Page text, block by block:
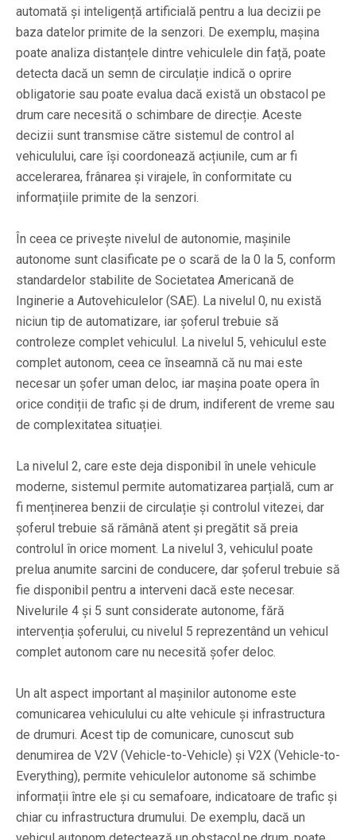
automată și inteligență artificială pentru a lua decizii pe
baza datelor primite de la senzori. De exemplu, mașina
poate analiza distanțele dintre vehiculele din față, poate
detecta dacă un semn de circulație indică o oprire
obligatorie sau poate evalua dacă există un obstacol pe
drum care necesită o schimbare de direcție. Aceste
decizii sunt transmise către sistemul de control al
vehiculului, care își coordonează acțiunile, cum ar fi
accelerarea, frânarea și virajele, în conformitate cu
informațiile primite de la senzori.
În ceea ce privește nivelul de autonomie, mașinile
autonome sunt clasificate pe o scară de la 0 la 5, conform
standardelor stabilite de Societatea Americană de
Inginerie a Autovehiculelor (SAE). La nivelul 0, nu există
niciun tip de automatizare, iar șoferul trebuie să
controleze complet vehiculul. La nivelul 5, vehiculul este
complet autonom, ceea ce înseamnă că nu mai este
necesar un șofer uman deloc, iar mașina poate opera în
orice condiții de trafic și de drum, indiferent de vreme sau
de complexitatea situației.
La nivelul 2, care este deja disponibil în unele vehicule
moderne, sistemul permite automatizarea parțială, cum ar
fi menținerea benzii de circulație și controlul vitezei, dar
șoferul trebuie să rămână atent și pregătit să preia
controlul în orice moment. La nivelul 3, vehiculul poate
prelua anumite sarcini de conducere, dar șoferul trebuie să
fie disponibil pentru a interveni dacă este necesar.
Nivelurile 4 și 5 sunt considerate autonome, fără
intervenția șoferului, cu nivelul 5 reprezentând un vehicul
complet autonom care nu necesită șofer deloc.
Un alt aspect important al mașinilor autonome este
comunicarea vehiculului cu alte vehicule și infrastructura
de drumuri. Acest tip de comunicare, cunoscut sub
denumirea de V2V (Vehicle-to-Vehicle) și V2X (Vehicle-to-
Everything), permite vehiculelor autonome să schimbe
informații între ele și cu semafoare, indicatoare de trafic și
chiar cu infrastructura drumului. De exemplu, dacă un